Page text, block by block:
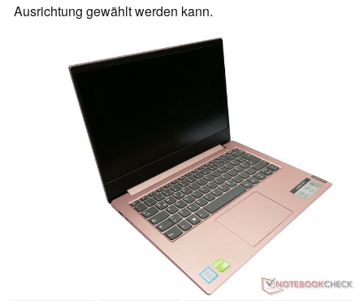
Ausrichtung gewählt werden kann.